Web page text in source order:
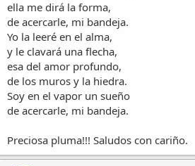
ella me dirá la forma,
de acercarle, mi bandeja.
Yo la leeré en el alma,
y le clavará una flecha,
esa del amor profundo,
de los muros y la hiedra.
Soy en el vapor un sueño
de acercarle, mi bandeja.
Preciosa pluma!!! Saludos con cariño.